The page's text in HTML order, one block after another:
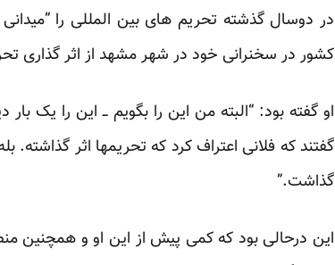
در دوسال گذشته تحریم های بین المللی را “
کشور در سخنرانی خود در شهر مشهد از اثر گذاری
او گفته بود: “البته من این را بگویم ــ این را یک
گفتند که فلانی اعتراف کرد که تحریمها اثر گذاشته.
گذاشت.”
این درحالی بود که کمی پیش از این او و همچنین